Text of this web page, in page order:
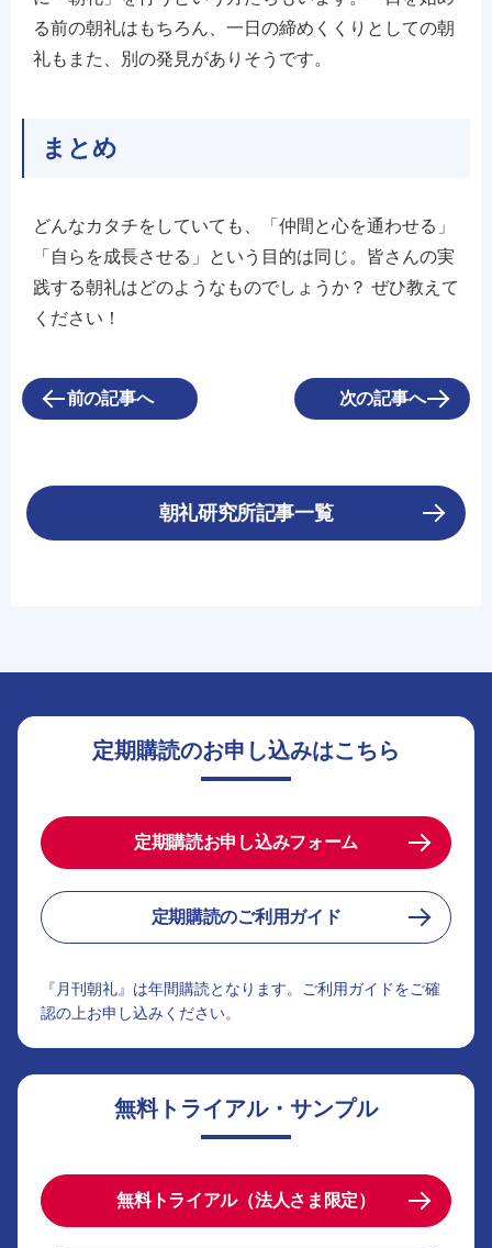
る前の朝礼はもちろん、一日の締めくくりとしての朝
礼もまた、別の発見がありそうです。
まとめ
どんなカタチをしていても、「仲間と心を通わせる」
「自らを成長させる」という目的は同じ。皆さんの実
践する朝礼はどのようなものでしょうか？ ぜひ教えて
ください！
前の記事へ 次の記事へ
朝礼研究所記事一覧
定期購読のお申し込みはこちら
定期購読お申し込みフォーム
定期購読のご利用ガイド
『月刊朝礼』は年間購読となります。ご利用ガイドをご確
認の上お申し込みください。
無料トライアル・サンプル
無料トライアル（法人さま限定）